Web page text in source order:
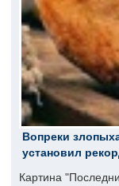
Вопреки
установил
Картина